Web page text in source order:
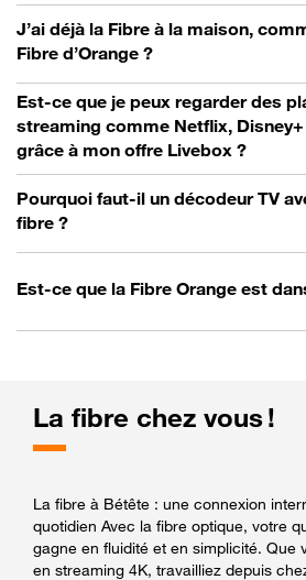
J’ai déjà la Fibre à la maison,
Fibre d’Orange ?
Est-ce que je peux regarder des
streaming comme Netflix,
grâce à mon offre Livebox ?
Pourquoi faut-il un décodeur TV
fibre ?
Est-ce que la Fibre Orange est
La fibre chez vous !
La fibre à Bétête : une connexion
quotidien Avec la fibre optique, votre
gagne en fluidité et en simplicité. Que
en streaming 4K, travailliez depuis